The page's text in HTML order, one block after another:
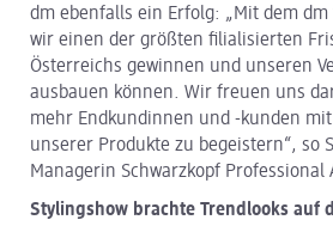
dm ebenfalls ein Erfolg: „Mit dem
wir einen der größten filialisierten
Österreichs gewinnen und unseren
ausbauen können. Wir freuen uns
mehr Endkundinnen und -kunden
unserer Produkte zu begeistern“, so
Managerin Schwarzkopf Professional
Stylingshow brachte Trendlooks auf